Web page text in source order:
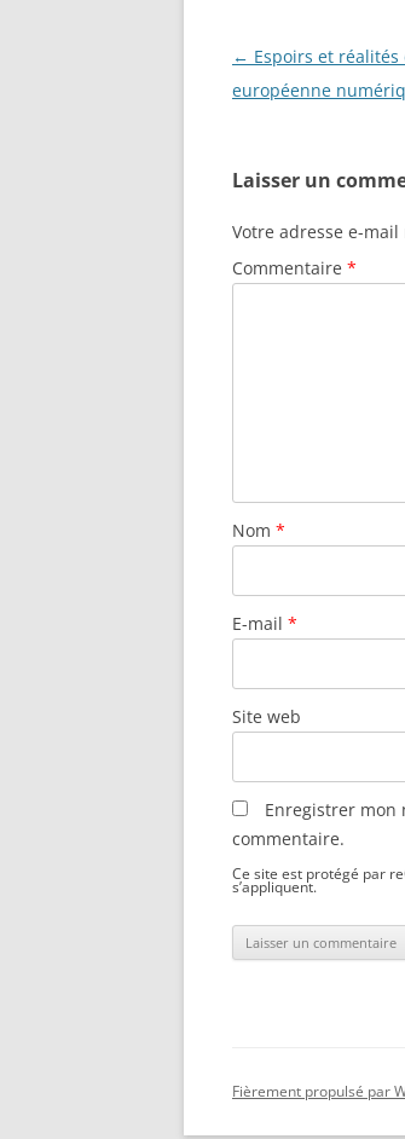
Navigation
des
← Espoirs et réalités
européenne
Laisser un
Votre adresse e-
Commentaire *
Nom *
E-mail *
Site web
Enregistrer mon
commentaire.
Ce site est protégé par
s’appliquent.
Fièrement propulsé par